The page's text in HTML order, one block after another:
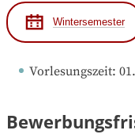
Wintersemester
Vorlesungszeit: